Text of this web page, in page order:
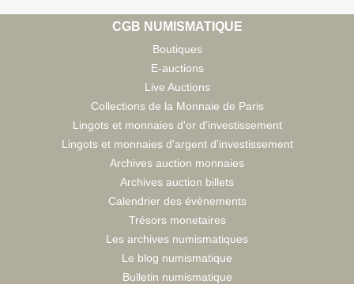
CGB NUMISMATIQUE
Boutiques
E-auctions
Live Auctions
Collections de la Monnaie de Paris
Lingots et monnaies d'or d'investissement
Lingots et monnaies d'argent d'investissement
Archives auction monnaies
Archives auction billets
Calendrier des évènements
Trésors monetaires
Les archives numismatiques
Le blog numismatique
Bulletin numismatique